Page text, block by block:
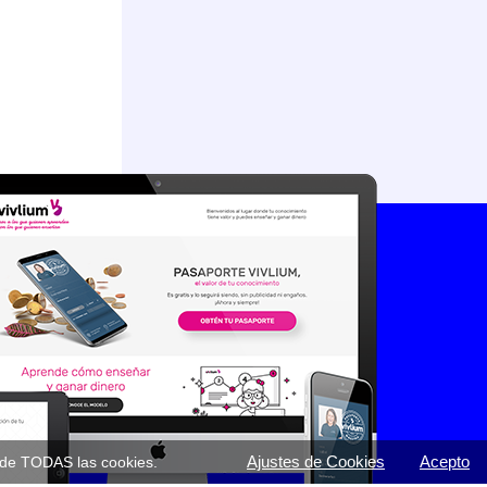
TODAS las cookies. Ajustes de Cookies Acepto